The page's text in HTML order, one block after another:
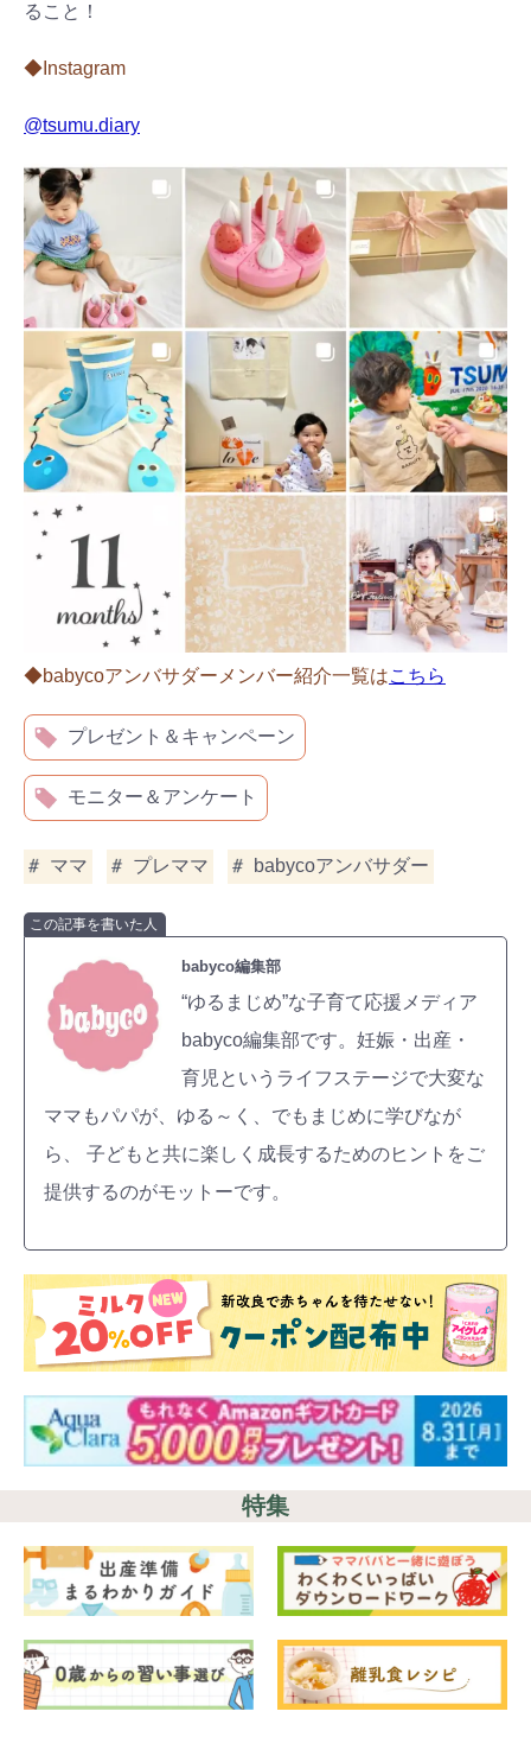
ること！
◆Instagram
@tsumu.diary
◆babycoアンバサダーメンバー紹介一覧はこちら
プレゼント＆キャンペーン
モニター＆アンケート
ママ プレママ babycoアンバサダー
この記事を書いた人
babyco編集部
“ゆるまじめ”な子育て応援メディア
babyco編集部です。妊娠・出産・
育児というライフステージで大変な
ママもパパが、ゆる～く、でもまじめに学びなが
ら、 子どもと共に楽しく成長するためのヒントをご
提供するのがモットーです。
特集